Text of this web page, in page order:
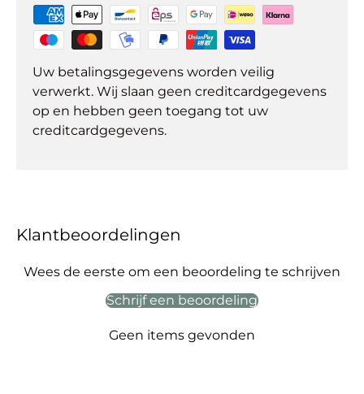
Uw betalingsgegevens worden veilig
verwerkt. Wij slaan geen creditcardgegevens
op en hebben geen toegang tot uw
creditcardgegevens.
Klantbeoordelingen
Wees de eerste om een beoordeling te schrijven
Schrijf een beoordeling
Geen items gevonden